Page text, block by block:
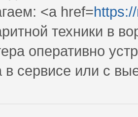
<a href=
техники в
оперативно
в сервисе или с